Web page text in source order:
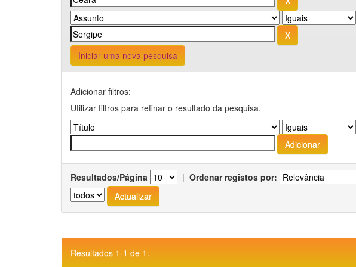
Iniciar uma nova pesquisa
Adicionar filtros:
Utilizar filtros para refinar o resultado da pesquisa.
Resultados/Página | Ordenar registos por:
Resultados 1-1 de 1.